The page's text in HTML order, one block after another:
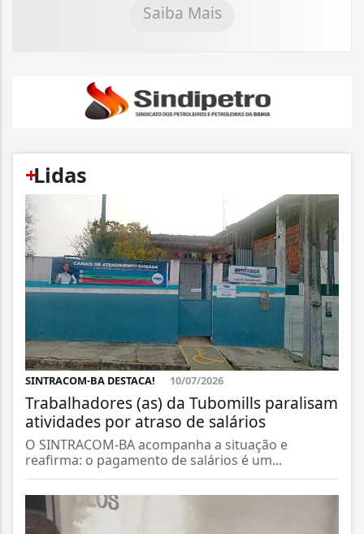
Saiba Mais
+
Lidas
SINTRACOM-BA DESTACA! 10/07/2026
Trabalhadores (as) da Tubomills paralisam
atividades por atraso de salários
O SINTRACOM-BA acompanha a situação e
reafirma: o pagamento de salários é um...